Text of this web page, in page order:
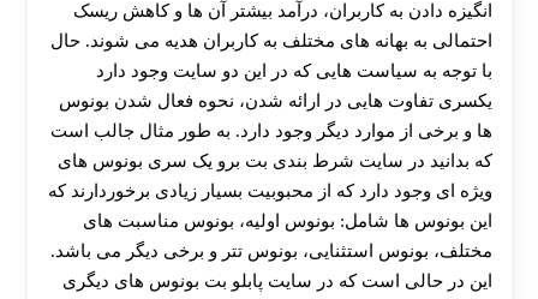
انگیزه دادن به کاربران، درآمد بیشتر آن ها و کاهش ریسک
احتمالی به بهانه‌ های مختلف به کاربران هدیه می‌ شوند. حال
با توجه به سیاست‌ هایی که در این دو سایت وجود دارد
یکسری تفاوت هایی در ارائه شدن، نحوه فعال شدن بونوس
ها و برخی از موارد دیگر وجود دارد. به طور مثال جالب است
که بدانید در سایت شرط بندی بت برو یک سری بونوس های
ویژه‌ ای وجود دارد که از محبوبیت بسیار زیادی برخوردارند که
این بونوس ها شامل: بونوس اولیه، بونوس مناسبت‌ های
مختلف، بونوس استثنایی، بونوس تتر و برخی دیگر می‌ باشد.
این در حالی است که در سایت پابلو بت بونوس های دیگری